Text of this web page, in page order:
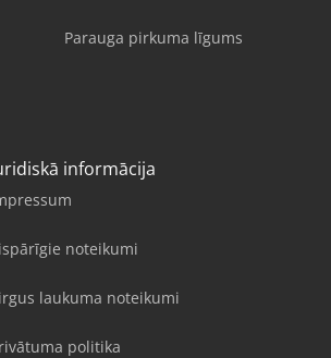
Parauga pirkuma līgums
informācija
noteikumi
laukuma noteikumi
politika